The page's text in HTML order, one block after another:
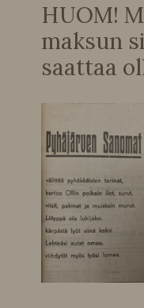
HUOM!
maksun
saattaa